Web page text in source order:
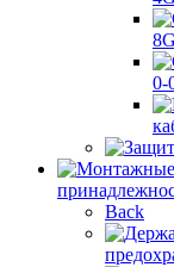
0-
Back